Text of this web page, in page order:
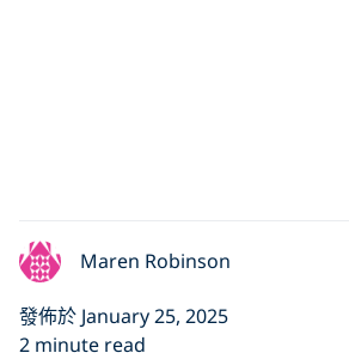
Maren Robinson
發佈於 January 25, 2025
2 minute read